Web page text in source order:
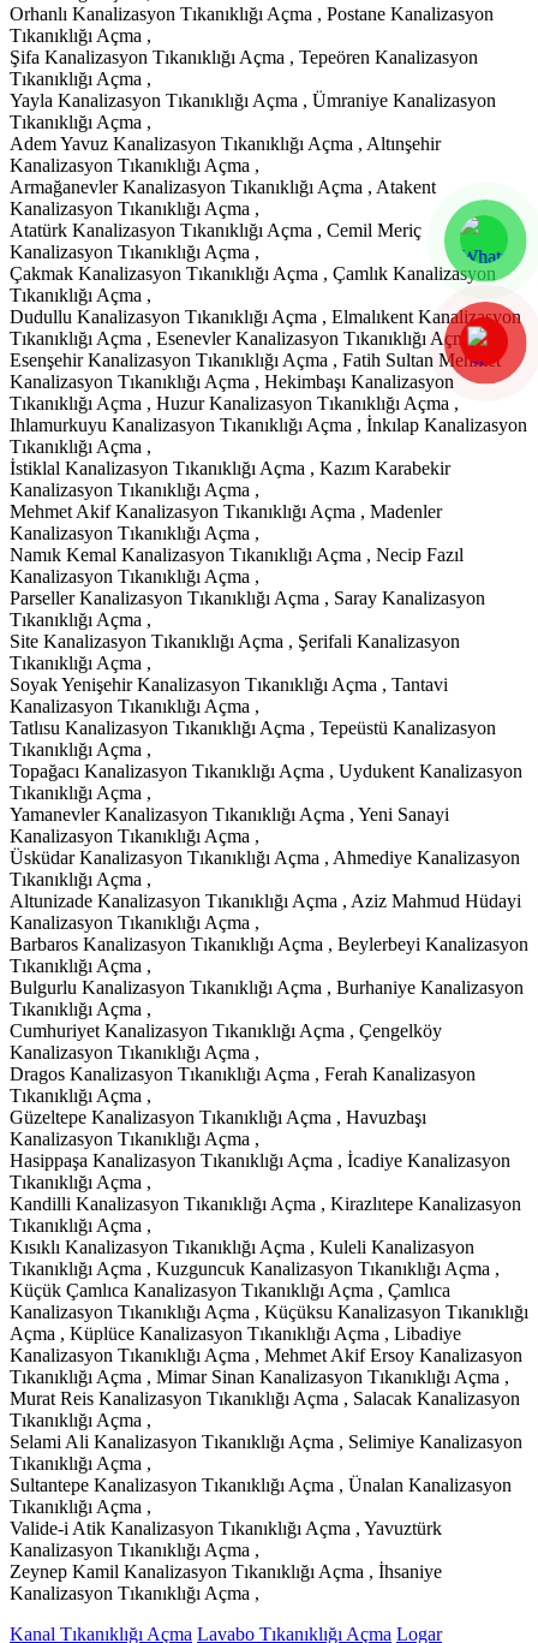
Orhanlı Kanalizasyon Tıkanıklığı Açma , Postane Kanalizasyon
Tıkanıklığı Açma ,
Şifa Kanalizasyon Tıkanıklığı Açma , Tepeören Kanalizasyon
Tıkanıklığı Açma ,
Yayla Kanalizasyon Tıkanıklığı Açma , Ümraniye Kanalizasyon
Tıkanıklığı Açma ,
Adem Yavuz Kanalizasyon Tıkanıklığı Açma , Altınşehir
Kanalizasyon Tıkanıklığı Açma ,
Armağanevler Kanalizasyon Tıkanıklığı Açma , Atakent
Kanalizasyon Tıkanıklığı Açma ,
Atatürk Kanalizasyon Tıkanıklığı Açma , Cemil Meriç
Kanalizasyon Tıkanıklığı Açma ,
Çakmak Kanalizasyon Tıkanıklığı Açma , Çamlık Kanalizasyon
Tıkanıklığı Açma ,
Dudullu Kanalizasyon Tıkanıklığı Açma , Elmalıkent Kanalizasyon
Tıkanıklığı Açma , Esenevler Kanalizasyon Tıkanıklığı Açma ,
Esenşehir Kanalizasyon Tıkanıklığı Açma , Fatih Sultan Mehmet
Kanalizasyon Tıkanıklığı Açma , Hekimbaşı Kanalizasyon
Tıkanıklığı Açma , Huzur Kanalizasyon Tıkanıklığı Açma ,
Ihlamurkuyu Kanalizasyon Tıkanıklığı Açma , İnkılap Kanalizasyon
Tıkanıklığı Açma ,
İstiklal Kanalizasyon Tıkanıklığı Açma , Kazım Karabekir
Kanalizasyon Tıkanıklığı Açma ,
Mehmet Akif Kanalizasyon Tıkanıklığı Açma , Madenler
Kanalizasyon Tıkanıklığı Açma ,
Namık Kemal Kanalizasyon Tıkanıklığı Açma , Necip Fazıl
Kanalizasyon Tıkanıklığı Açma ,
Parseller Kanalizasyon Tıkanıklığı Açma , Saray Kanalizasyon
Tıkanıklığı Açma ,
Site Kanalizasyon Tıkanıklığı Açma , Şerifali Kanalizasyon
Tıkanıklığı Açma ,
Soyak Yenişehir Kanalizasyon Tıkanıklığı Açma , Tantavi
Kanalizasyon Tıkanıklığı Açma ,
Tatlısu Kanalizasyon Tıkanıklığı Açma , Tepeüstü Kanalizasyon
Tıkanıklığı Açma ,
Topağacı Kanalizasyon Tıkanıklığı Açma , Uydukent Kanalizasyon
Tıkanıklığı Açma ,
Yamanevler Kanalizasyon Tıkanıklığı Açma , Yeni Sanayi
Kanalizasyon Tıkanıklığı Açma ,
Üsküdar Kanalizasyon Tıkanıklığı Açma , Ahmediye Kanalizasyon
Tıkanıklığı Açma ,
Altunizade Kanalizasyon Tıkanıklığı Açma , Aziz Mahmud Hüdayi
Kanalizasyon Tıkanıklığı Açma ,
Barbaros Kanalizasyon Tıkanıklığı Açma , Beylerbeyi Kanalizasyon
Tıkanıklığı Açma ,
Bulgurlu Kanalizasyon Tıkanıklığı Açma , Burhaniye Kanalizasyon
Tıkanıklığı Açma ,
Cumhuriyet Kanalizasyon Tıkanıklığı Açma , Çengelköy
Kanalizasyon Tıkanıklığı Açma ,
Dragos Kanalizasyon Tıkanıklığı Açma , Ferah Kanalizasyon
Tıkanıklığı Açma ,
Güzeltepe Kanalizasyon Tıkanıklığı Açma , Havuzbaşı
Kanalizasyon Tıkanıklığı Açma ,
Hasippaşa Kanalizasyon Tıkanıklığı Açma , İcadiye Kanalizasyon
Tıkanıklığı Açma ,
Kandilli Kanalizasyon Tıkanıklığı Açma , Kirazlıtepe Kanalizasyon
Tıkanıklığı Açma ,
Kısıklı Kanalizasyon Tıkanıklığı Açma , Kuleli Kanalizasyon
Tıkanıklığı Açma , Kuzguncuk Kanalizasyon Tıkanıklığı Açma ,
Küçük Çamlıca Kanalizasyon Tıkanıklığı Açma , Çamlıca
Kanalizasyon Tıkanıklığı Açma , Küçüksu Kanalizasyon Tıkanıklığı
Açma , Küplüce Kanalizasyon Tıkanıklığı Açma , Libadiye
Kanalizasyon Tıkanıklığı Açma , Mehmet Akif Ersoy Kanalizasyon
Tıkanıklığı Açma , Mimar Sinan Kanalizasyon Tıkanıklığı Açma ,
Murat Reis Kanalizasyon Tıkanıklığı Açma , Salacak Kanalizasyon
Tıkanıklığı Açma ,
Selami Ali Kanalizasyon Tıkanıklığı Açma , Selimiye Kanalizasyon
Tıkanıklığı Açma ,
Sultantepe Kanalizasyon Tıkanıklığı Açma , Ünalan Kanalizasyon
Tıkanıklığı Açma ,
Valide-i Atik Kanalizasyon Tıkanıklığı Açma , Yavuztürk
Kanalizasyon Tıkanıklığı Açma ,
Zeynep Kamil Kanalizasyon Tıkanıklığı Açma , İhsaniye
Kanalizasyon Tıkanıklığı Açma ,
Kanal Tıkanıklığı Açma Lavabo Tıkanıklığı Açma Logar